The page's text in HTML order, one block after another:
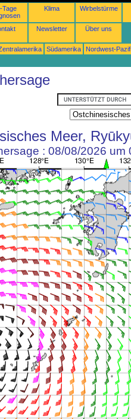
Tage
Klima Wirbelstürme
Newsletter Über uns
Südamerika
Nordwest-
Meer,
: 08/08/2026 um